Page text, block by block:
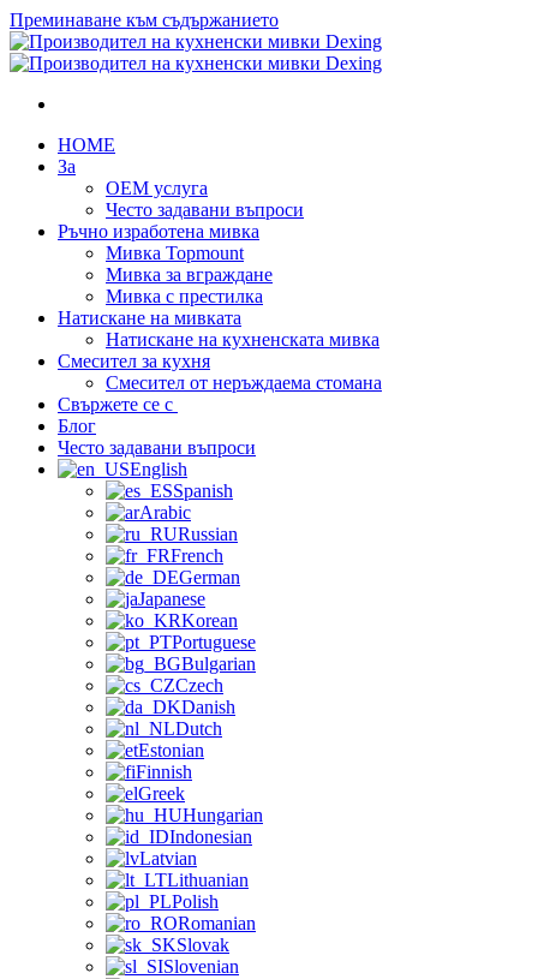
Преминаване към съдържанието
HOME
За
OEM услуга
Често задавани въпроси
Ръчно изработена мивка
Мивка Topmount
Мивка за вграждане
Мивка с престилка
Натискане на мивката
Натискане на кухненската мивка
Смесител за кухня
Смесител от неръждаема стомана
Свържете се с
Блог
Често задавани въпроси
English
Spanish
Arabic
Russian
French
German
Japanese
Korean
Portuguese
Bulgarian
Czech
Danish
Dutch
Estonian
Finnish
Greek
Hungarian
Indonesian
Latvian
Lithuanian
Polish
Romanian
Slovak
Slovenian